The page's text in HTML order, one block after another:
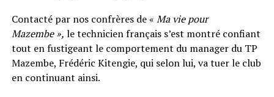
Contacté par nos confrères de « Ma vie pour
Mazembe », le technicien français s’est montré confiant
tout en fustigeant le comportement du manager du TP
Mazembe, Frédéric Kitengie, qui selon lui, va tuer le club
en continuant ainsi.